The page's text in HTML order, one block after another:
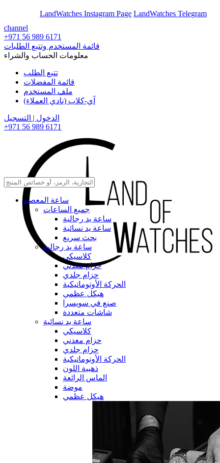
LandWatches Instagram Page LandWatches Telegram
channel
+971 56 989 6171
قائمة المستخدم وتتبع الطلبات
معلومات الحساب والشراء
تتبع الطلب
قائمة المفضلات
ملف المستخدم
آي-كلاب (نادي العملاء)
الدخول | التسجيل
+971 56 989 6171
ساعة المعصم
جميع الساعات
ساعة يد رجالية
ساعة يد نسائية
بحث سريع
ساعة يد رجالية
كلاسيكي
حزام معدني
حزام جلدي
الحركة الأوتوماتيكية
هيكل عظمي
صنع في سويسرا
شاشات متعددة
ساعة يد نسائية
كلاسيكي
حزام معدني
حزام جلدي
الحركة الأوتوماتيكية
ذهبية اللون
الماس الرائعة
موضة
هيكل عظمي